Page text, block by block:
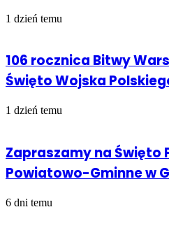
1 dzień temu
106 rocznica Bitwy
Święto Wojska
1 dzień temu
Zapraszamy na Święto
Powiatowo-Gminne w
6 dni temu